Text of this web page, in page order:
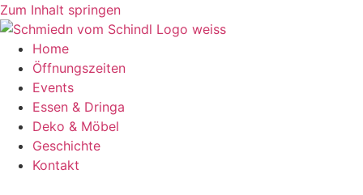
Zum Inhalt springen
Home
Öffnungszeiten
Events
Essen & Dringa
Deko & Möbel
Geschichte
Kontakt